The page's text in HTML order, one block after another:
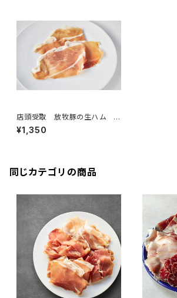
店頭受取 放牧豚の生ハム
ジャンボン・オーヴェルニュ・ポ
ー・フェルミエ 16ヶ月熟成 5
¥1,350
同じカテゴリの商品